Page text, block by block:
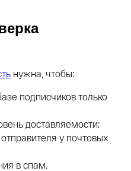
нужна, чтобы:
подписчиков только
доставляемости;
у почтовых
в спам.